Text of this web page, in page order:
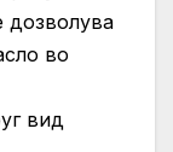
дозволува
во
вид